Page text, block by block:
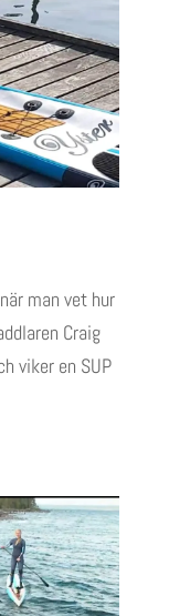
man vet hur
Craig
viker en SUP